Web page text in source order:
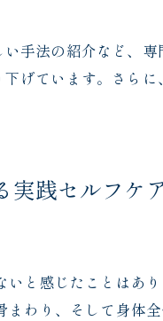
手法の紹介など、
げています。さら
実践セルフケ
と感じたことはあ
わり、そして身体